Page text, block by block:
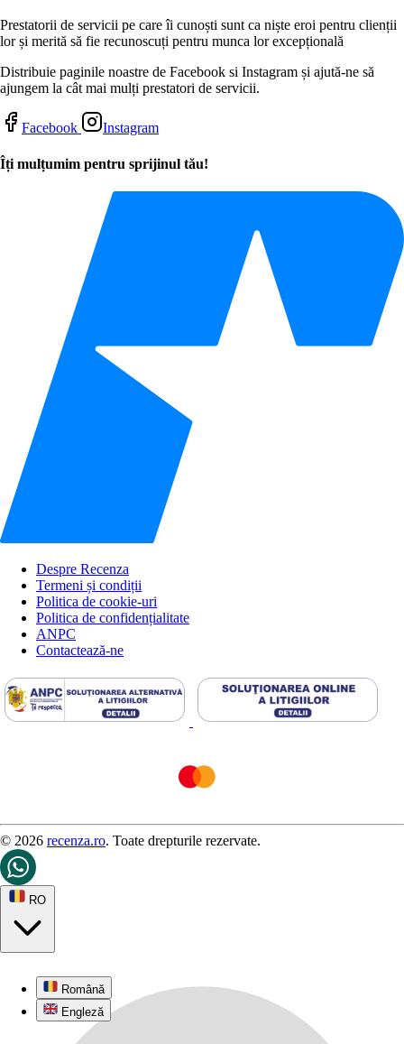
Prestatorii de servicii pe care îi cunoști sunt ca niște eroi pentru clienții
lor și merită să fie recunoscuți pentru munca lor excepțională
Distribuie paginile noastre de Facebook si Instagram și ajută-ne să
ajungem la cât mai mulți prestatori de servicii.
Facebook Instagram
Îți mulțumim pentru sprijinul tău!
Despre Recenza
Termeni și condiții
Politica de cookie-uri
Politica de confidențialitate
ANPC
Contactează-ne
© 2026 recenza.ro. Toate drepturile rezervate.
RO
Română
Engleză